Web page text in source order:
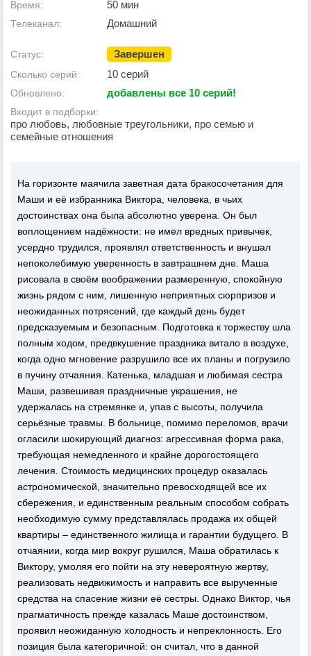
Время: 50 мин
Телеканал: Домашний
Статус: Завершен
Сколько серий: 10 серий
Обновлено: добавлены все 10 серий!
Входит в подборки:
про любовь, любовные треугольники, про семью и
семейные отношения
На горизонте маячила заветная дата бракосочетания для
Маши и её избранника Виктора, человека, в чьих
достоинствах она была абсолютно уверена. Он был
воплощением надёжности: не имел вредных привычек,
усердно трудился, проявлял ответственность и внушал
непоколебимую уверенность в завтрашнем дне. Маша
рисовала в своём воображении размеренную, спокойную
жизнь рядом с ним, лишенную неприятных сюрпризов и
неожиданных потрясений, где каждый день будет
предсказуемым и безопасным. Подготовка к торжеству шла
полным ходом, предвкушение праздника витало в воздухе,
когда одно мгновение разрушило все их планы и погрузило
в пучину отчаяния. Катенька, младшая и любимая сестра
Маши, развешивая праздничные украшения, не
удержалась на стремянке и, упав с высоты, получила
серьёзные травмы. В больнице, помимо переломов, врачи
огласили шокирующий диагноз: агрессивная форма рака,
требующая немедленного и крайне дорогостоящего
лечения. Стоимость медицинских процедур оказалась
астрономической, значительно превосходящей все их
сбережения, и единственным реальным способом собрать
необходимую сумму представлялась продажа их общей
квартиры – единственного жилища и гарантии будущего. В
отчаянии, когда мир вокруг рушился, Маша обратилась к
Виктору, умоляя его пойти на эту невероятную жертву,
реализовать недвижимость и направить все вырученные
средства на спасение жизни её сестры. Однако Виктор, чья
прагматичность прежде казалась Маше достоинством,
проявил неожиданную холодность и непреклонность. Его
позиция была категоричной: он считал, что в данной